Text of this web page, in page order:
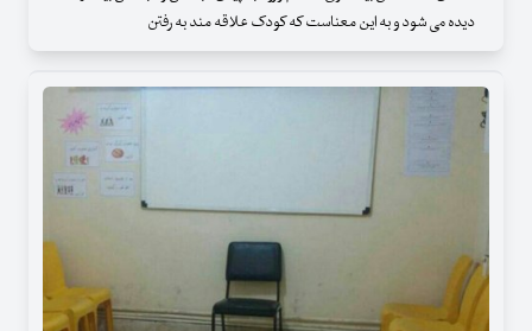
دیده می شود و به این معناست که کودک علاقه مند به رفتن